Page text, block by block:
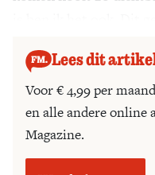
Lees dit
Voor € 4,99 per
en alle andere online
Magazine.